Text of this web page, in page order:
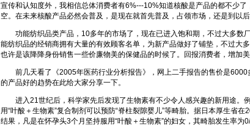
宣传和认知度外，我相信总体消费者有6%---10%知道核酸是产品的都不少
空。在未来核酸产品必然会普及，是现在就首先普及，占领市场，还是到以
功能纺织品类产品，10多年的市场了，现在已进入饱和期，不过大多数
能纺织品的经销商拥有大量的有效顾客名单，为新产品做好了铺垫，不过大
也许是该降降身份销售一些价廉物美的保健品的时候了。回报消费者，增加美
前几天看了《2005年医药行业分析报告》，网上二手报告的售价是6000
的产品好的趋势在此给大家分享一下。
进入21世纪后，科学家先后发现了生物素有不少令人感兴趣的新用途。
用“叶酸＋生物素”复合制剂可以预防“脊柱裂隙婴儿”等畸胎。据日本厚生省
结果，凡是在怀孕头3个月坚持服用“叶酸＋生物素”的妇女，其畸胎发生率为